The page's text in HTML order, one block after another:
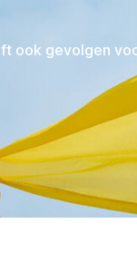
ook gevolgen